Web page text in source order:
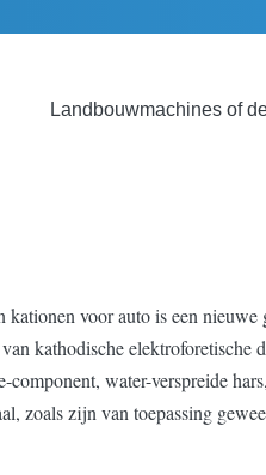
Landbouwmachines of
voor auto is een
kathodische
water-verspreide
zoals zijn van toepassing